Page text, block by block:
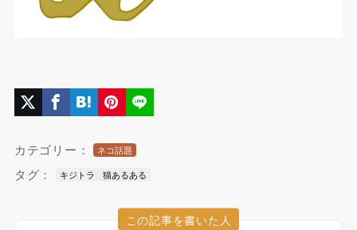
カテゴリー： ネコ話題
タグ： キジトラ 猫あるある
この記事を書いた人